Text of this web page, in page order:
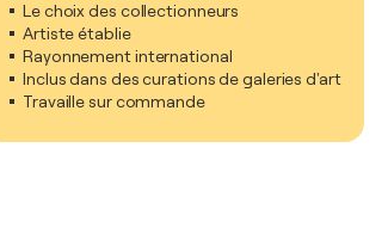
Le choix des collectionneurs
Artiste établie
Rayonnement international
Inclus dans des curations de galeries d'art
Travaille sur commande